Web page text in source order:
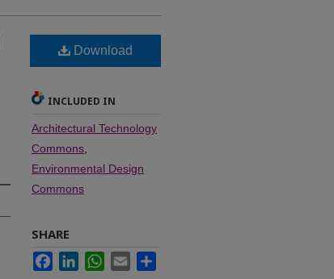
Download
INCLUDED IN
Architectural Technology
Commons
Environmental Design
Commons
SHARE
FacebookLinkedInWhatsApp
Email